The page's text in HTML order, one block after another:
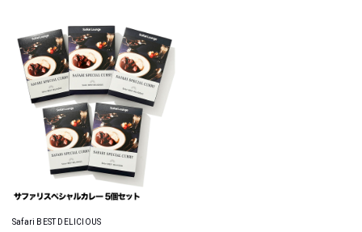
Safari BEST DELICIOUS